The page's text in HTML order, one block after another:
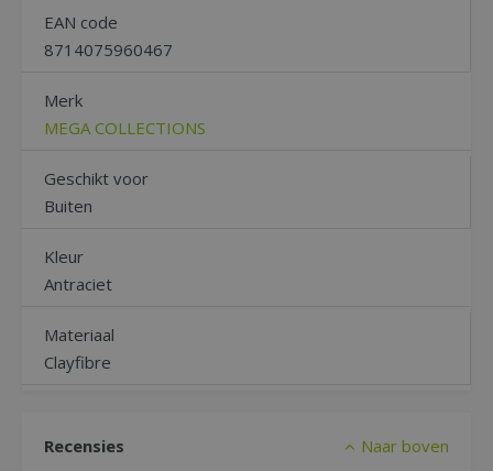
EAN code
8714075960467
Merk
MEGA COLLECTIONS
Geschikt voor
Buiten
Kleur
Antraciet
Materiaal
Clayfibre
Recensies Naar boven